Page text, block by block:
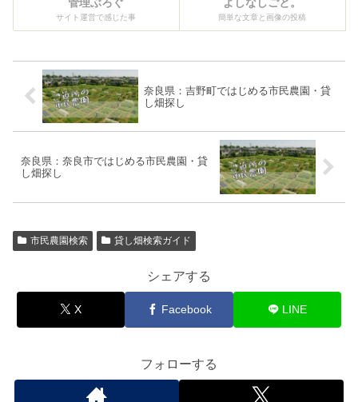
サイト運営で感じた事 簡単な文章と画像の投稿
奈良県：吉野町ではじめる市民農園・貸
し畑探し
奈良県：奈良市ではじめる市民農園・貸
し畑探し
市民農園検索 貸し畑検索ガイド
シェアする
X Facebook LINE
フォローする